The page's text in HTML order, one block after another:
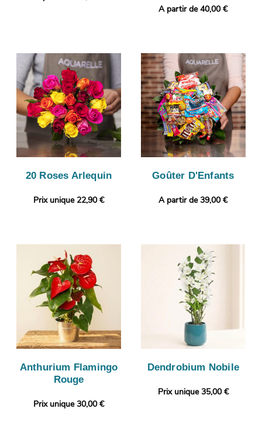
A partir de 40,00 €
20 Roses Arlequin
Prix unique 22,90 €
Goûter D'Enfants
A partir de 39,00 €
Anthurium Flamingo
Rouge
Prix unique 30,00 €
Dendrobium Nobile
Prix unique 35,00 €